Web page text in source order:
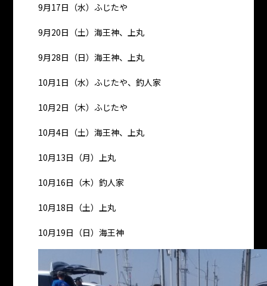
9月17日（水）ふじたや
9月20日（土）海王神、上丸
9月28日（日）海王神、上丸
10月1日（水）ふじたや、釣人家
10月2日（木）ふじたや
10月4日（土）海王神、上丸
10月13日（月）上丸
10月16日（木）釣人家
10月18日（土）上丸
10月19日（日）海王神